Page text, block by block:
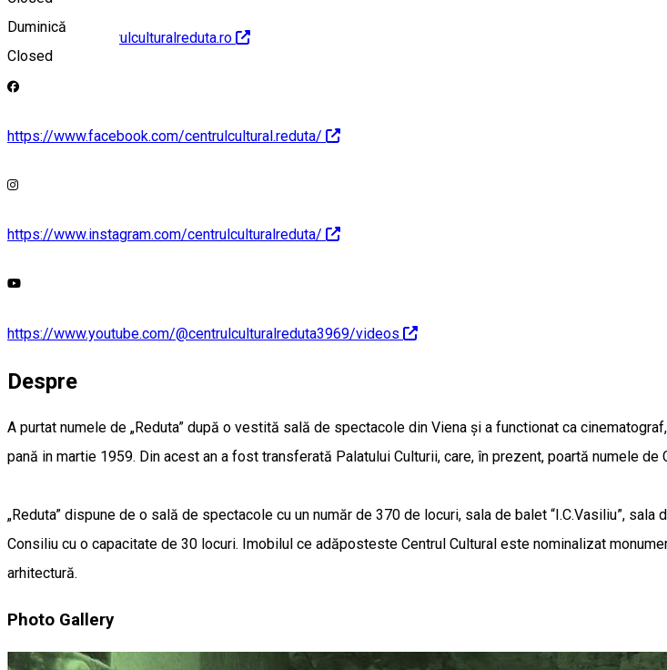
Duminică
Closed
https://www.centrulculturalreduta.ro
https://www.facebook.com/centrulcultural.reduta/
https://www.instagram.com/centrulculturalreduta/
https://www.youtube.com/@centrulculturalreduta3969/videos
Despre
A purtat numele de „Reduta” după o vestită sală de spectacole din Viena și a functionat ca
pană in martie 1959. Din acest an a fost transferată Palatului Culturii, care, în prezent, poartă numele de
„Reduta” dispune de o sală de spectacole cu un număr de 370 de locuri, sala de balet “I.C.Vasiliu”,
Consiliu cu o capacitate de 30 locuri. Imobilul ce adăposteste Centrul Cultural este nominalizat
arhitectură.
Photo Gallery